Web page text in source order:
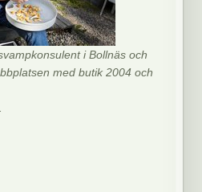
i Bollnäs och
med butik 2004 och